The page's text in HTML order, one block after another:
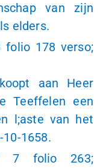
van zijn
elders.
folio 178 verso;
aan Heer
Teeffelen een
l;aste van het
10-1658.
7 folio 263;